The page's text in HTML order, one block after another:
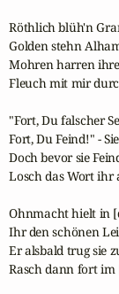
Röthlich blüh'n
Golden stehn
Mohren harren
Fleuch mit mir
"Fort, Du falscher
Fort, Du Feind!" -
Doch bevor sie
Losch das Wort ihr
Ohnmacht hielt in
Ihr den schönen
Er alsbald trug sie
Rasch dann fort